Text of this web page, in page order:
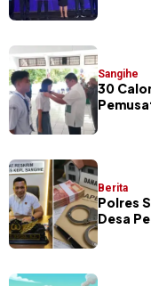
Sangihe
30
Berita
Polres
Desa